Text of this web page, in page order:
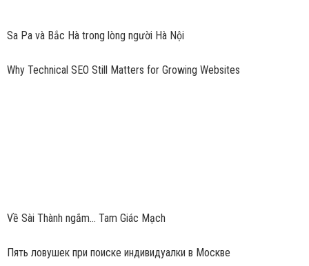
Sa Pa và Bắc Hà trong lòng người Hà Nội
Why Technical SEO Still Matters for Growing Websites
Về Sài Thành ngắm… Tam Giác Mạch
Пять ловушек при поиске индивидуалки в Москве